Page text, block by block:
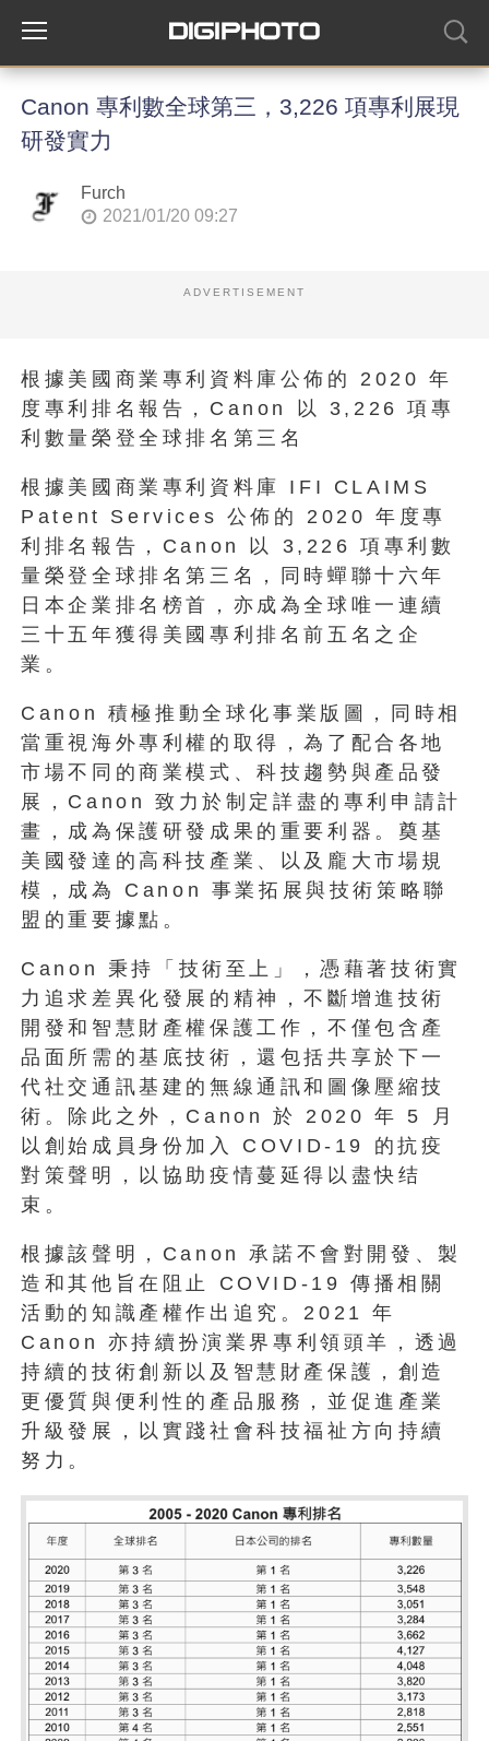
Canon 專利數全球第三，3,226 項專利展現
研發實力
Furch
2021/01/20 09:27
ADVERTISEMENT
根據美國商業專利資料庫公佈的 2020 年
度專利排名報告，Canon 以 3,226 項專
利數量榮登全球排名第三名
根據美國商業專利資料庫 IFI CLAIMS
Patent Services 公佈的 2020 年度專
利排名報告，Canon 以 3,226 項專利數
量榮登全球排名第三名，同時蟬聯十六年
日本企業排名榜首，亦成為全球唯一連續
三十五年獲得美國專利排名前五名之企
業。
Canon 積極推動全球化事業版圖，同時相
當重視海外專利權的取得，為了配合各地
市場不同的商業模式、科技趨勢與產品發
展，Canon 致力於制定詳盡的專利申請計
畫，成為保護研發成果的重要利器。奠基
美國發達的高科技產業、以及龐大市場規
模，成為 Canon 事業拓展與技術策略聯
盟的重要據點。
Canon 秉持「技術至上」，憑藉著技術實
力追求差異化發展的精神，不斷增進技術
開發和智慧財產權保護工作，不僅包含產
品面所需的基底技術，還包括共享於下一
代社交通訊基建的無線通訊和圖像壓縮技
術。除此之外，Canon 於 2020 年 5 月
以創始成員身份加入 COVID-19 的抗疫
對策聲明，以協助疫情蔓延得以盡快结
束。
根據該聲明，Canon 承諾不會對開發、製
造和其他旨在阻止 COVID-19 傳播相關
活動的知識產權作出追究。2021 年
Canon 亦持續扮演業界專利領頭羊，透過
持續的技術創新以及智慧財產保護，創造
更優質與便利性的產品服務，並促進產業
升級發展，以實踐社會科技福祉方向持續
努力。